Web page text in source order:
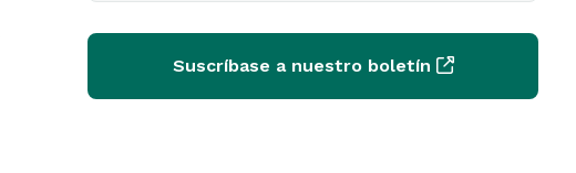
Suscríbase a nuestro boletín